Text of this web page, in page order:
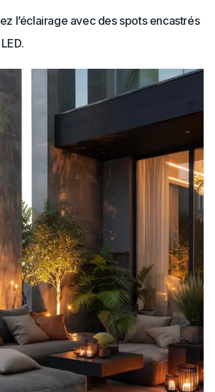
l’éclairage avec des spots encastrés